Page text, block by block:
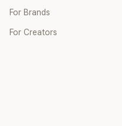
For Brands
For Creators